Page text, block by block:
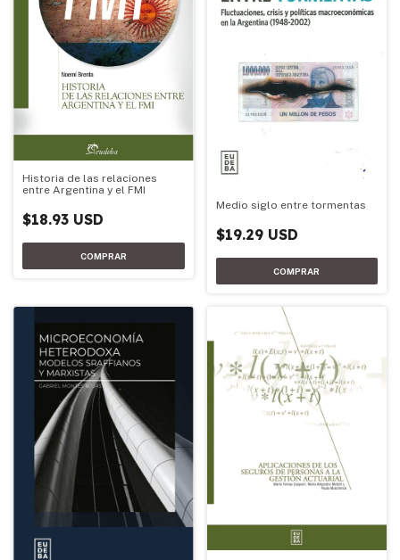
Historia de las relaciones
entre Argentina y el FMI
$18.93 USD
Medio siglo entre tormentas
$19.29 USD